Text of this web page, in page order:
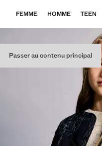
Passer au contenu principal
FEMME HOMME TEEN